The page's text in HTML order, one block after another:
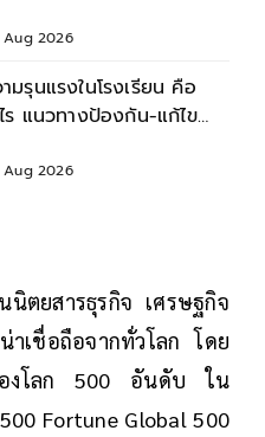
Aug 2026
มรุนแรงในโรงเรียน คือ
ร แนวทางป้องกัน-แก้ไข
Aug 2026
ตยสารธุรกิจ เศรษฐกิจ
าเชื่อถือจากทั่วโลก โดย
องโลก 500 อันดับ ใน
Fortune Global 500